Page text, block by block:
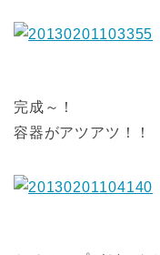
完成～！
容器がアツアツ！！